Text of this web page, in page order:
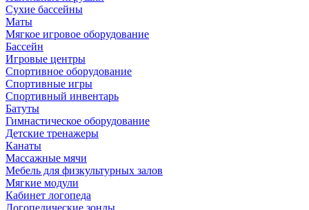
Сухие бассейны
Маты
Мягкое игровое оборудование
Бассейн
Игровые центры
Спортивное оборудование
Спортивные игры
Спортивный инвентарь
Батуты
Гимнастическое оборудование
Детские тренажеры
Канаты
Массажные мячи
Мебель для физкультурных залов
Мягкие модули
Кабинет логопеда
Логопедические зонды